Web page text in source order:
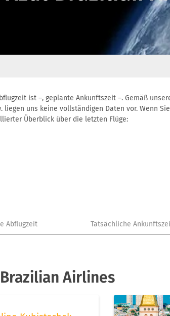
ist –, geplante Ankunftszeit –. Gemäß
uns keine vollständigen Daten vor. Wenn
Überblick über die letzten Flüge:
Abflugzeit Tatsächliche
Airlines